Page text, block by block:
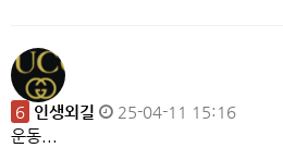
6 인생외길
25-04-11 15:16
운동...